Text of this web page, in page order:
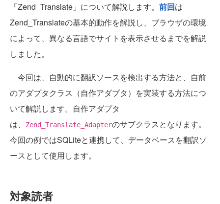
「Zend_Translate」について解説します。 前回は
Zend_Translateの基本的動作を解説し、ブラウザの環境
によって、異なる言語でサイトを表示させるまでを解説
しました。
今回は、自動的に翻訳ソースを検出する方法と、自前
のアダプタクラス（自作アダプタ）を実装する方法につ
いて解説します。自作アダプタ
は、
Zend_Translate_Adapterのサブクラスとなります。
今回の例ではSQLiteと連携して、データベースを翻訳ソ
ースとして使用します。
対象読者